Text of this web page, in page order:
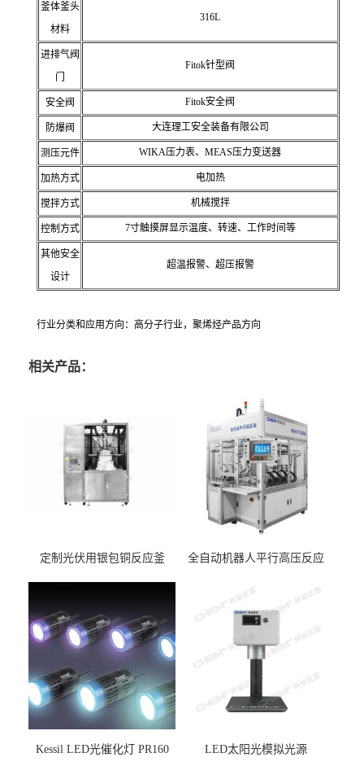
釜体釜头
材料
316L
进排气阀
门
Fitok针型阀
安全阀 Fitok安全阀
防爆阀 大连理工安全装备有限公司
测压元件 WIKA压力表、MEAS压力变送器
加热方式 电加热
搅拌方式 机械搅拌
控制方式 7寸触摸屏显示温度、转速、工作时间等
其他安全
设计
超温报警、超压报警
行业分类和应用方向：高分子行业，聚烯烃产品方向
相关产品：
定制光伏用银包铜反应釜
全自动机器人平行高压反应
Kessil LED光催化灯 PR160 LED太阳光模拟光源